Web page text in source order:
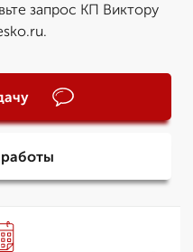
запрос КП Виктору